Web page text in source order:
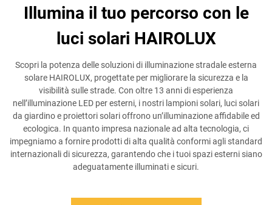
Illumina il tuo percorso con le
luci solari HAIROLUX
Scopri la potenza delle soluzioni di illuminazione stradale esterna
solare HAIROLUX, progettate per migliorare la sicurezza e la
visibilità sulle strade. Con oltre 13 anni di esperienza
nell’illuminazione LED per esterni, i nostri lampioni solari, luci solari
da giardino e proiettori solari offrono un’illuminazione affidabile ed
ecologica. In quanto impresa nazionale ad alta tecnologia, ci
impegniamo a fornire prodotti di alta qualità conformi agli standard
internazionali di sicurezza, garantendo che i tuoi spazi esterni siano
adeguatamente illuminati e sicuri.